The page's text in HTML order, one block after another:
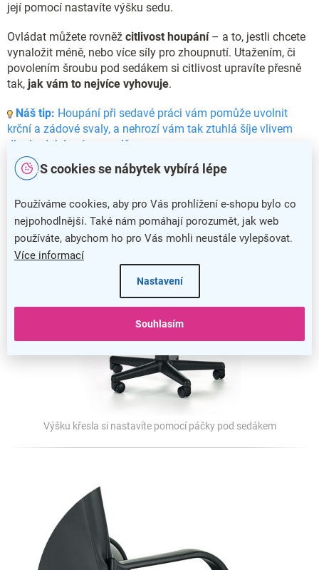
S cookies se nábytek vybírá lépe
Používáme cookies, aby pro Vás prohlížení e-shopu bylo co
nejpohodlnější. Také nám pomáhají porozumět, jak web
používáte, abychom ho pro Vás mohli neustále vylepšovat.
Více informací
Nastavení
Souhlasím
její pomocí nastavíte výšku sedu.
Ovládat můžete rovněž citlivost houpání– a to, jestli chcete
vynaložit méně, nebo více síly pro zhoupnutí. Utažením, či
povolením šroubu pod sedákem si citlivost upravíte přesně
tak, jak vám to nejvíce vyhovuje.
Náš tip: Houpání při sedavé práci vám pomůže uvolnit
krční a zádové svaly, a nehrozí vám tak ztuhlá šíje vlivem
dlouhodobé práce vsedě.
Výšku křesla si nastavíte pomocí páčky pod sedákem